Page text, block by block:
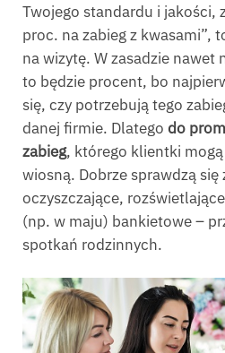
Twojego standardu i jakości,
proc. na zabieg z kwasami”,
na wizytę. W zasadzie nawet
to będzie procent, bo
się, czy potrzebują tego
danej firmie. Dlatego do
zabieg, którego klientki
wiosną. Dobrze sprawdzą się
oczyszczające,
(np. w maju) bankietowe –
spotkań rodzinnych.